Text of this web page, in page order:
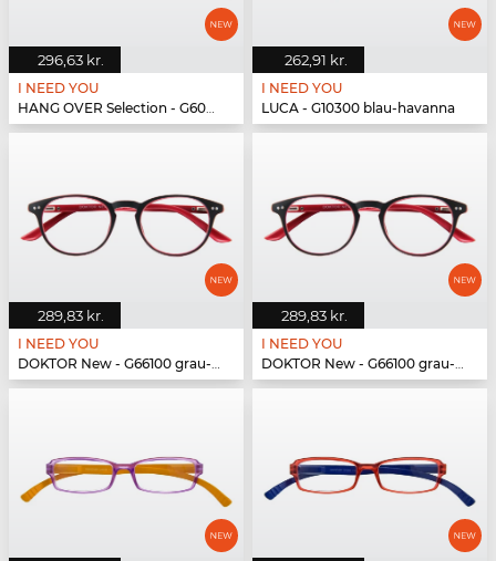
296,63 kr.
I NEED YOU
HANG OVER Selection - G60200 schwarz-weiß
262,91 kr.
I NEED YOU
LUCA - G10300 blau-havanna
289,83 kr.
I NEED YOU
DOKTOR New - G66100 grau-rot
289,83 kr.
I NEED YOU
DOKTOR New - G66100 grau-rot